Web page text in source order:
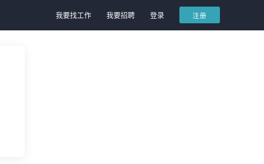
我要找工作 我要招聘 登录 注册